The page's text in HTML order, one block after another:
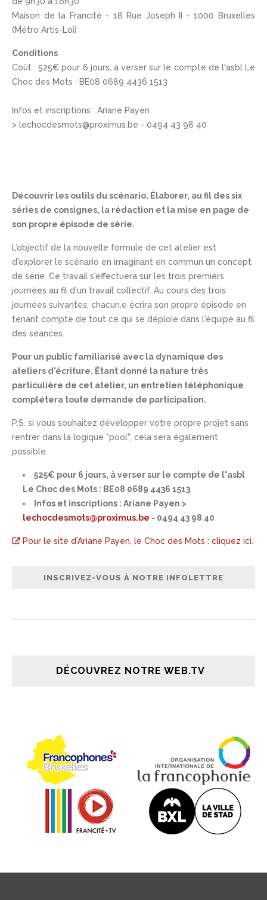
Maison de la Francité - 18 Rue Joseph II - 1000 Bruxelles
(Métro Artis-Loi)
Conditions
Coût : 525€ pour 6 jours, à verser sur le compte de l'asbl Le
Choc des Mots : BE08 0689 4436 1513
Infos et inscriptions : Ariane Payen
> lechocdesmots@proximus.be - 0494 43 98 40
Découvrir les outils du scénario. Élaborer, au fil des six
séries de consignes, la rédaction et la mise en page de
son propre épisode de série.
L’objectif de la nouvelle formule de cet atelier est
d'explorer le scénario en imaginant en commun un concept
de série. Ce travail s'effectuera sur les trois premièrs
journées au fil d'un travail collectif. Au cours des trois
journées suivantes, chacun.e écrira son propre épisode en
tenant compte de tout ce qui se déploie dans l'équipe au fil
des séances.
Pour un public familiarisé avec la dynamique des
ateliers d'écriture. Étant donné la nature très
particulière de cet atelier, un entretien téléphonique
complétera toute demande de participation.
P.S. si vous souhaitez développer votre propre projet sans
rentrer dans la logique "pool", cela sera également
possible.
525€ pour 6 jours, à verser sur le compte de l'asbl
Le Choc des Mots : BE08 0689 4436 1513
Infos et inscriptions : Ariane Payen >
lechocdesmots@proximus.be - 0494 43 98 40
Pour le site d'Ariane Payen, le Choc des Mots : cliquez ici.
DÉCOUVREZ NOTRE WEB.TV